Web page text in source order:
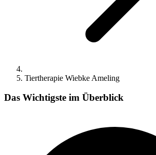
Tiertherapie Wiebke Ameling
Das Wichtigste im Überblick